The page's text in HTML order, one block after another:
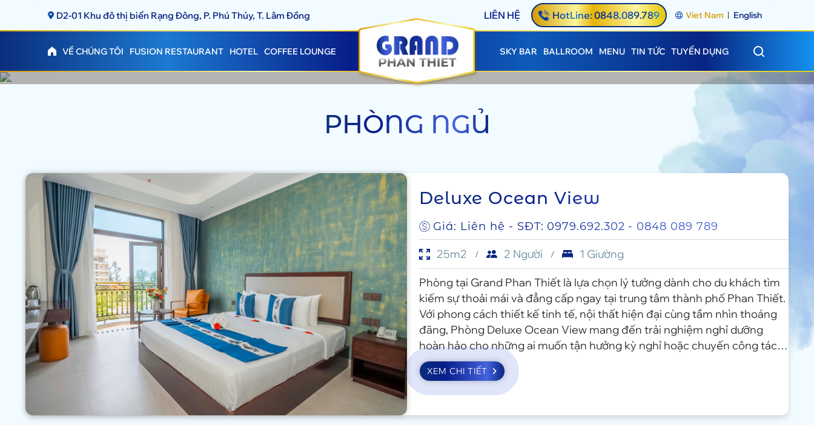
D2-01 Khu đô thị biển Rạng Đông, P. Phú Thủy, T. Lâm Đồng LIÊN HỆ HotLine: 0848.089.789 Viet Nam English
VỀ CHÚNG TÔI FUSION RESTAURANT HOTEL COFFEE LOUNGE SKY BAR BALLROOM MENU TIN TỨC TUYỂN DỤNG
PHÒNG NGỦ
Deluxe Ocean View
Giá: Liên hệ - SĐT: 0979.692.302 - 0848 089 789
25m2 2 Người 1 Giường
Phòng tại Grand Phan Thiết là lựa chọn lý tưởng dành cho du khách tìm
kiếm sự thoải mái và đẳng cấp ngay tại trung tâm thành phố Phan Thiết.
Với phong cách thiết kế tinh tế, nội thất hiện đại cùng tầm nhìn thoáng
đãng, Phòng Deluxe Ocean View mang đến trải nghiệm nghỉ dưỡng
hoàn hảo cho những ai muốn tận hưởng kỳ nghỉ hoặc chuyến công tác
một cách trọn vẹn.
XEM CHI TIẾT